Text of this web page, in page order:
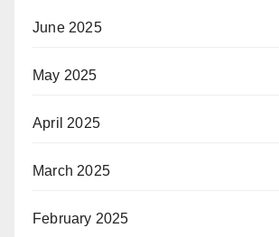
June 2025
May 2025
April 2025
March 2025
February 2025